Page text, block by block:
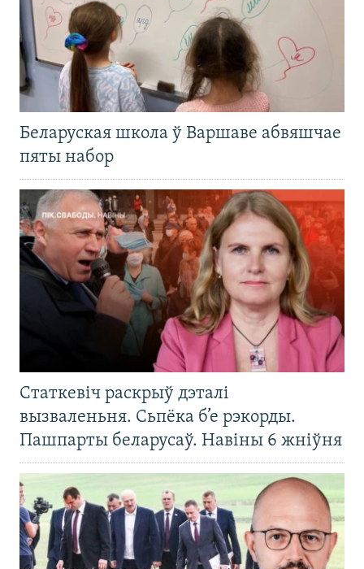
Беларуская школа ў Варшаве абвяшчае
пяты набор
Статкевіч раскрыў дэталі
вызваленьня. Сьпёка б’е рэкорды.
Пашпарты беларусаў. Навіны 6 жніўня